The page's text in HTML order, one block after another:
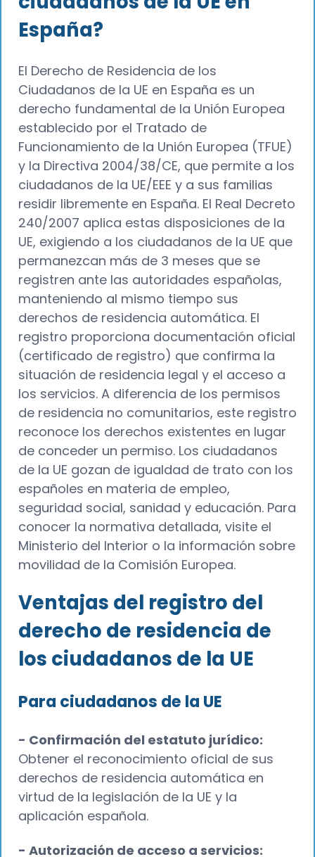
España?
El Derecho de Residencia de los
Ciudadanos de la UE en España es un
derecho fundamental de la Unión Europea
establecido por el Tratado de
Funcionamiento de la Unión Europea (TFUE)
y la Directiva 2004/38/CE, que permite a los
ciudadanos de la UE/EEE y a sus familias
residir libremente en España. El Real Decreto
240/2007 aplica estas disposiciones de la
UE, exigiendo a los ciudadanos de la UE que
permanezcan más de 3 meses que se
registren ante las autoridades españolas,
manteniendo al mismo tiempo sus
derechos de residencia automática. El
registro proporciona documentación oficial
(certificado de registro) que confirma la
situación de residencia legal y el acceso a
los servicios. A diferencia de los permisos
de residencia no comunitarios, este registro
reconoce los derechos existentes en lugar
de conceder un permiso. Los ciudadanos
de la UE gozan de igualdad de trato con los
españoles en materia de empleo,
seguridad social, sanidad y educación. Para
conocer la normativa detallada, visite el
Ministerio del Interior o la información sobre
movilidad de la Comisión Europea.
Ventajas del registro del
derecho de residencia de
los ciudadanos de la UE
Para ciudadanos de la UE
- Confirmación del estatuto jurídico:
Obtener el reconocimiento oficial de sus
derechos de residencia automática en
virtud de la legislación de la UE y la
aplicación española.
- Autorización de acceso a servicios: